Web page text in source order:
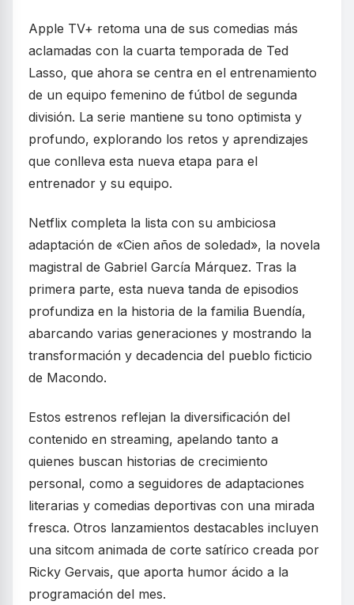
Apple TV+ retoma una de sus comedias más
aclamadas con la cuarta temporada de Ted
Lasso, que ahora se centra en el entrenamiento
de un equipo femenino de fútbol de segunda
división. La serie mantiene su tono optimista y
profundo, explorando los retos y aprendizajes
que conlleva esta nueva etapa para el
entrenador y su equipo.
Netflix completa la lista con su ambiciosa
adaptación de «Cien años de soledad», la novela
magistral de Gabriel García Márquez. Tras la
primera parte, esta nueva tanda de episodios
profundiza en la historia de la familia Buendía,
abarcando varias generaciones y mostrando la
transformación y decadencia del pueblo ficticio
de Macondo.
Estos estrenos reflejan la diversificación del
contenido en streaming, apelando tanto a
quienes buscan historias de crecimiento
personal, como a seguidores de adaptaciones
literarias y comedias deportivas con una mirada
fresca. Otros lanzamientos destacables incluyen
una sitcom animada de corte satírico creada por
Ricky Gervais, que aporta humor ácido a la
programación del mes.